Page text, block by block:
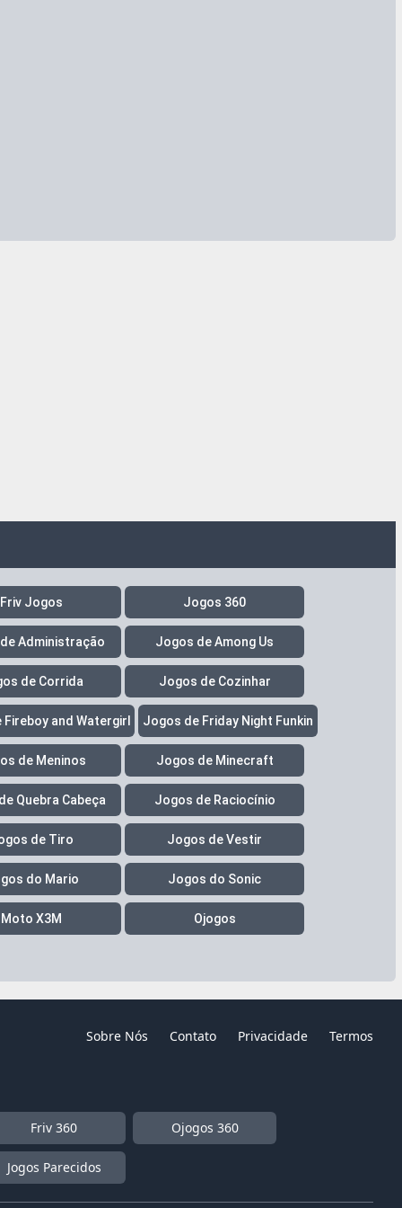
Friv Jogos Jogos 360
Administração Jogos de Among Us
de Corrida Jogos de Cozinhar
and Watergirl Jogos de Friday Night Funkin
de Meninos Jogos de Minecraft
Quebra Cabeça Jogos de Raciocínio
de Tiro Jogos de Vestir
do Mario Jogos do Sonic
Moto X3M Ojogos
Sobre Nós Contato Privacidade Termos
Friv 360 Ojogos 360
Jogos Parecidos